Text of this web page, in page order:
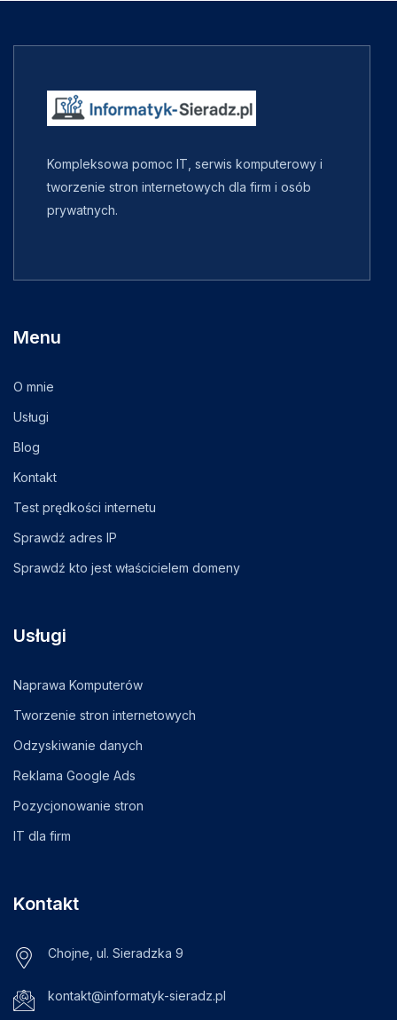
Kompleksowa pomoc IT, serwis komputerowy i
tworzenie stron internetowych dla firm i osób
prywatnych.
Menu
O mnie
Usługi
Blog
Kontakt
Test prędkości internetu
Sprawdź adres IP
Sprawdź kto jest właścicielem domeny
Usługi
Naprawa Komputerów
Tworzenie stron internetowych
Odzyskiwanie danych
Reklama Google Ads
Pozycjonowanie stron
IT dla firm
Kontakt
Chojne, ul. Sieradzka 9
kontakt@informatyk-sieradz.pl